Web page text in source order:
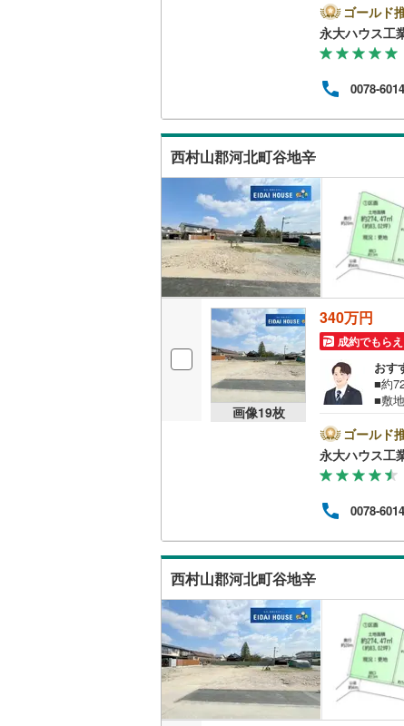
きく
種別
環境
よう
は
問は
ご
族様
によ
ゴールド
永大ハウス
0078-
西村山郡河北町谷地辛
画像19枚
340万円
成約でもら
おす
■約
■敷
大き
と種
て環
るよ
で
質問
意
家族
舗に
ゴールド
永大ハウス
0078-
西村山郡河北町谷地辛